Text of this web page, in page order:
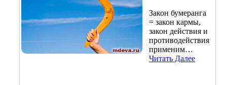
Закон бумеранга
= закон кармы,
закон действия и
противодействия
применим…
Читать Далее